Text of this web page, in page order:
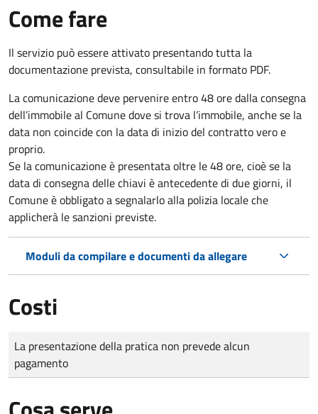
Come fare
Il servizio può essere attivato presentando tutta la
documentazione prevista, consultabile in formato PDF.
La comunicazione deve pervenireentro 48 oredalla consegna
dell’immobile al Comune dove si trova l’immobile, anche se la
data non coincide con la data di inizio del contratto vero e
proprio.
Se la comunicazione è presentata oltre le 48 ore, cioè se la
data di consegna delle chiavi è antecedente di due giorni, il
Comune è obbligato a segnalarlo alla polizia locale che
applicherà le sanzioni previste.
Moduli da compilare e documenti da allegare
Costi
Tipo di pagamento
Importo
La presentazione della pratica non prevede alcun
pagamento